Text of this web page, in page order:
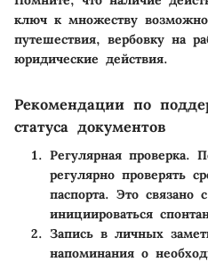
ключ к множеству
путешествия, вербовку на
юридические действия.
Рекомендации по
статуса документов
Регулярная проверка.
регулярно проверять
паспорта. Это связано
инициироваться
Запись в личных
напоминания о